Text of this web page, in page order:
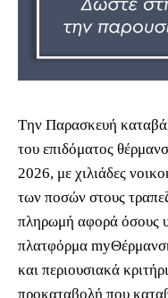
Tην Παρασκευή
του επιδόματος
2026, με χιλιάδες
των ποσών στους
πληρωμή αφορά όσους
πλατφόρμα
και περιουσιακά
προκαταβολή που